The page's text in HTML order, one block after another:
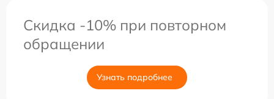
Скидка -10% при повторном
обращении
Узнать подробнее